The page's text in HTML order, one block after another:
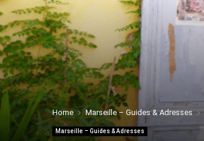
Home Marseille – Guides & Adresses
Marseille – Guides & Adresses